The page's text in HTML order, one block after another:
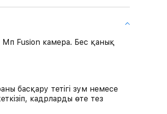
Fusion камера. Бес қанық
тетігі зум немесе
кадрларды өте тез